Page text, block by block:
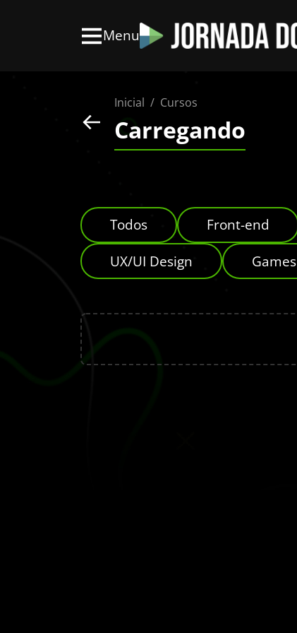
Menu
Inicial Cursos
Carregando
Todos Front-end
UX/UI Design
Games